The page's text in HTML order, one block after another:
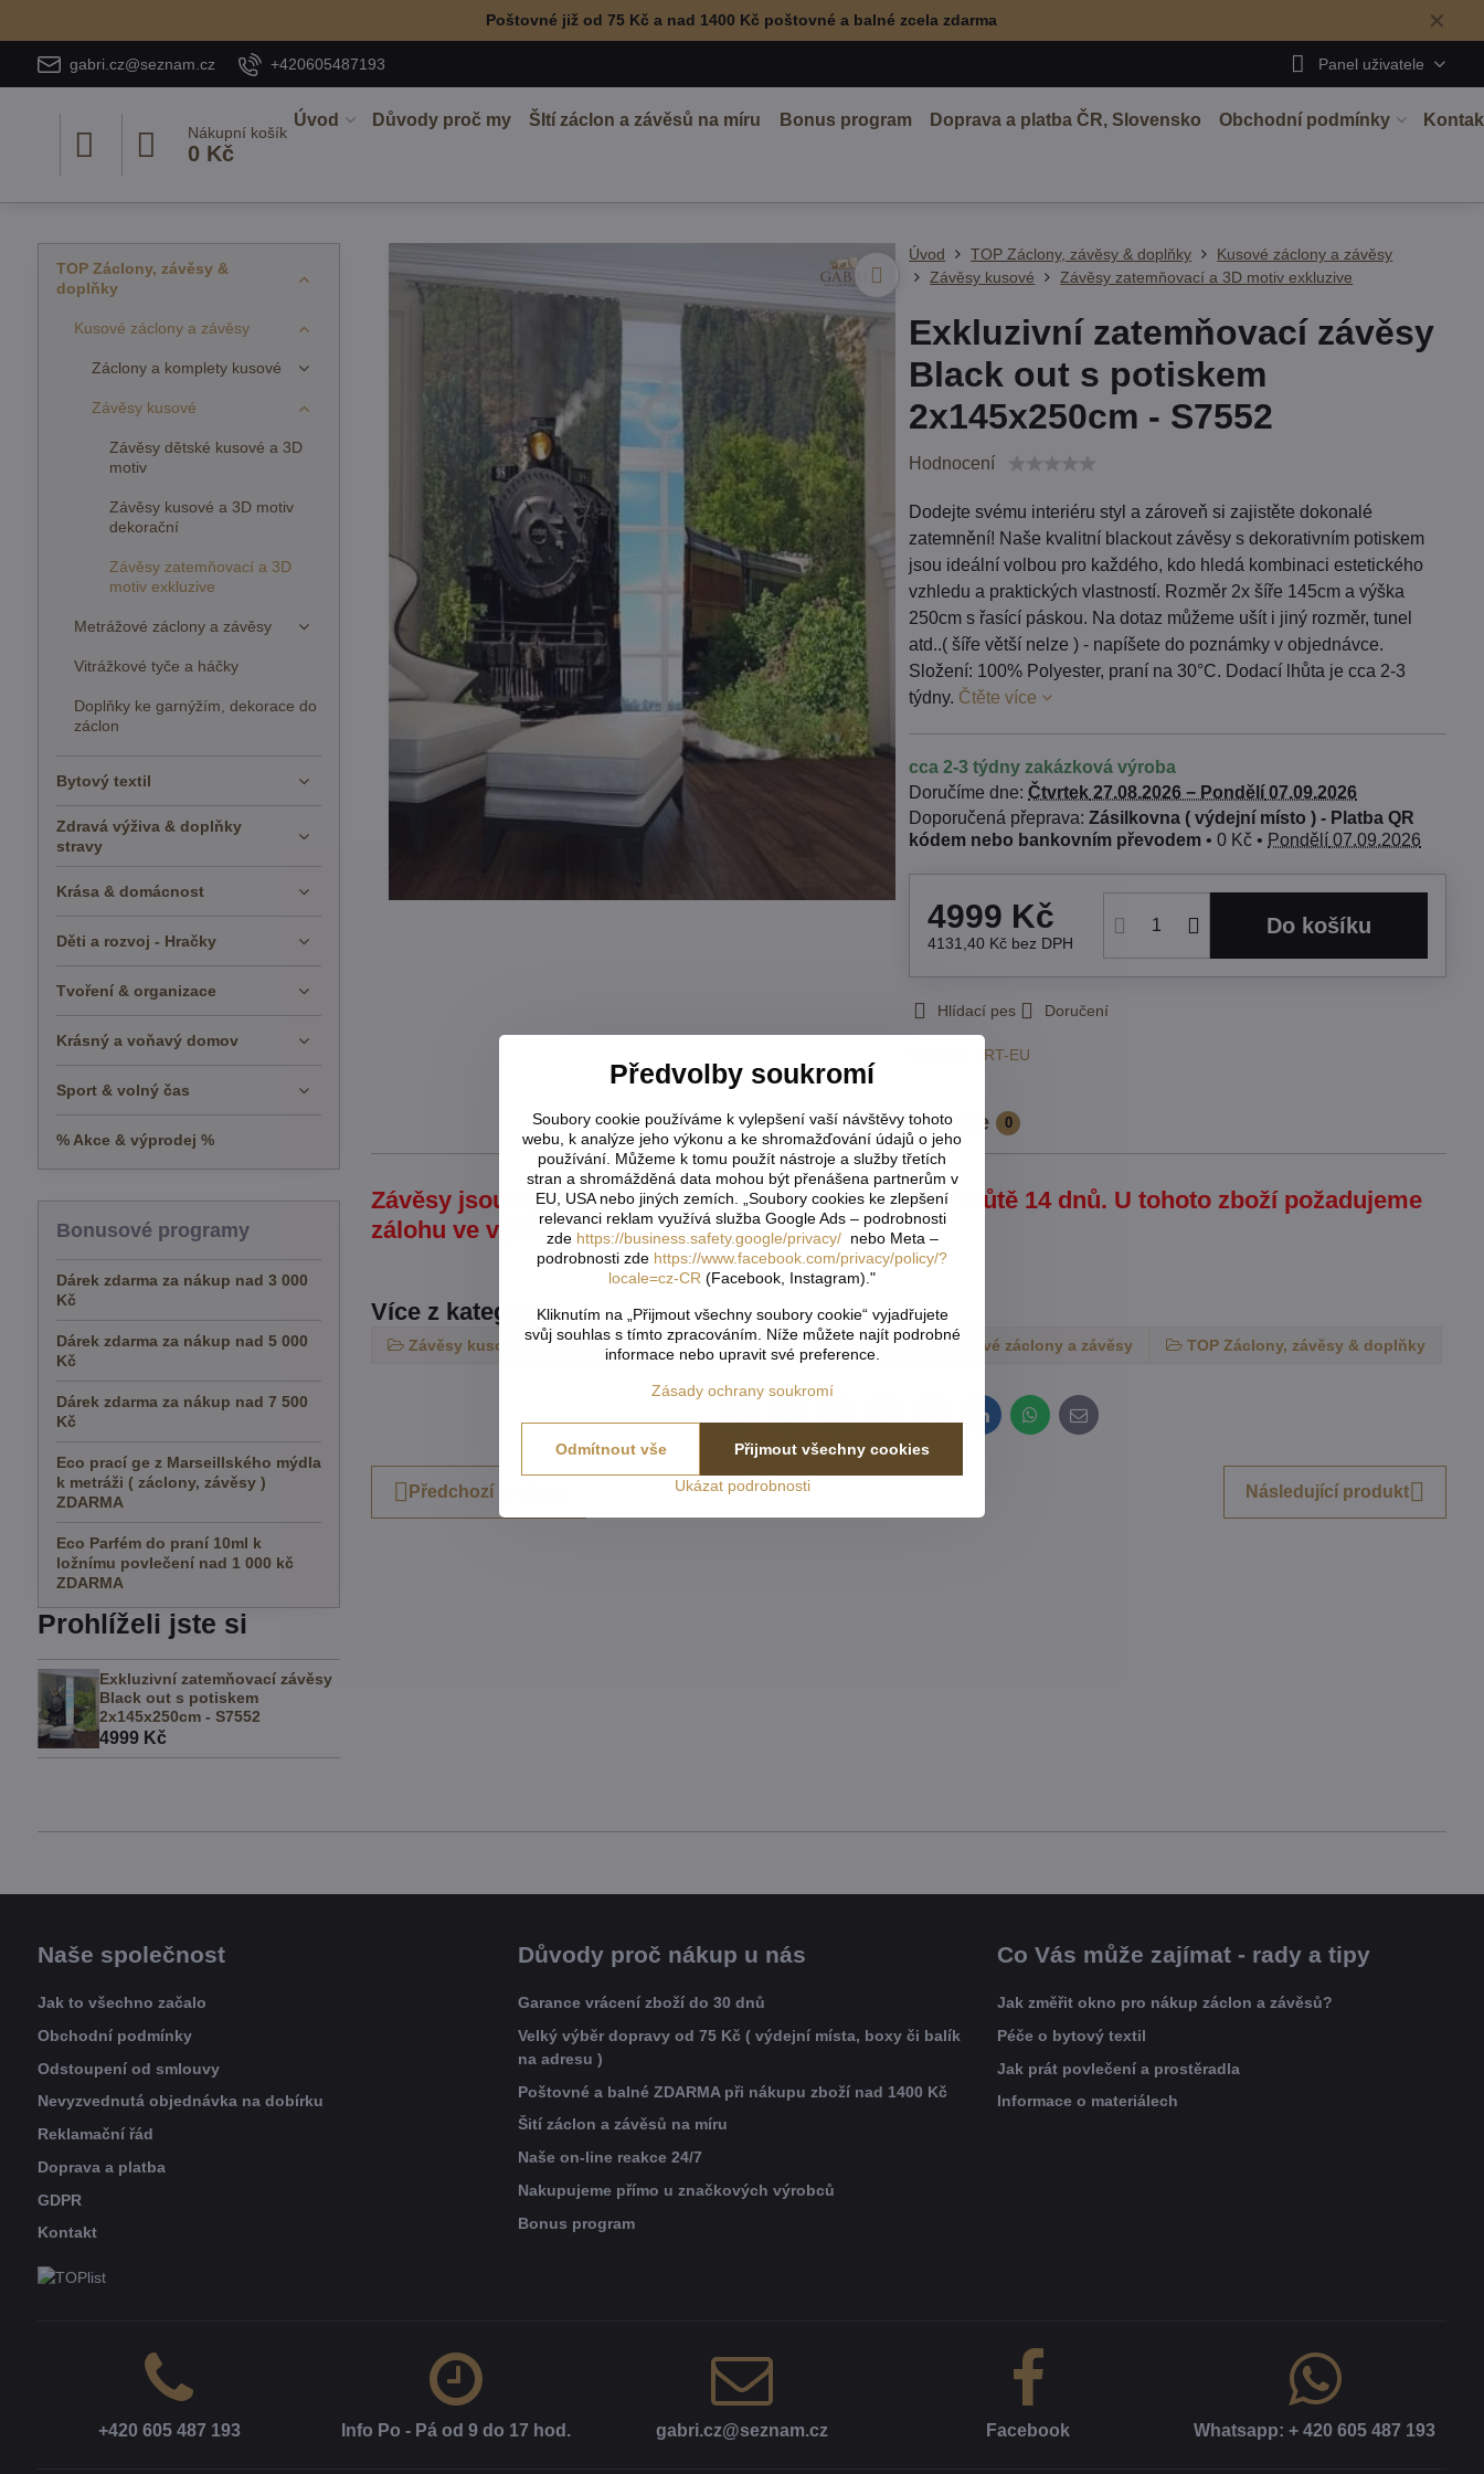
✕
Poštovné již od 75 Kč a nad 1400 Kč poštovné a balné zcela zdarma
gabri.cz@seznam.cz +420605487193 Panel uživatele
Nákupní košík
0 Kč
Úvod Důvody proč my ŠItí záclon a závěsů na míru Bonus program Doprava a platba ČR, Slovensko Obchodní podmínky
Úvod TOP Záclony, závěsy & doplňky
Kusové záclony a závěsy
Závěsy kusové
Závěsy zatemňovací a 3D motiv exkluzive
Exkluzivní zatemňovací závěsy
Black out s potiskem
2x145x250cm - S7552
Hodnocení
Dodejte svému interiéru styl a zároveň si zajistěte dokonalé
zatemnění! Naše kvalitní blackout závěsy s dekorativním potiskem
jsou ideální volbou pro každého, kdo hledá kombinaci estetického
vzhledu a praktických vlastností. Rozměr 2x šíře 145cm a výška
250cm s řasící páskou. Na dotaz můžeme ušít i jiný rozměr, tunel
atd..( šíře větší nelze ) - napíšete do poznámky v objednávce.
Složení: 100% Polyester, praní na 30°C. Dodací lhůta je cca 2-3
týdny. Čtěte více
cca 2-3 týdny zakázková výroba
Doručíme dne:Čtvrtek 27.08.2026 − Pondělí 07.09.2026
Zásilkovna ( výdejní místo ) - Platba QR
kódem nebo bankovním převodem •0 Kč • Pondělí 07.09.2026
4999 Kč
4131,40 Kč bez DPH
Do košíku
Hlídací pes Doručení
ART-EU
Popis Recenze 0
Závěsy jsou vyráběny na zakázku a nelze jej vrátit v lhůtě 14 dnů. U tohoto zboží požadujeme
zálohu ve výši 50% nebo úhradu celé předem.
Více z kategorie
Závěsy kusové Závěsy zatemňovací a 3D motiv exkluzive Kusové záclony a závěsy TOP Záclony, závěsy & doplňky
Facebook
TwitterBlueskyPinterestReddit LinkedInWhatsApp
E-
mail
Předchozí produkt Následující produkt
TOP Záclony, závěsy &
doplňky
Kusové záclony a závěsy
Záclony a komplety kusové
Závěsy kusové
Závěsy dětské kusové a 3D
motiv
Závěsy kusové a 3D motiv
dekorační
Závěsy zatemňovací a 3D
motiv exkluzive
Metrážové záclony a závěsy
Vitrážkové tyče a háčky
Doplňky ke garnýžím, dekorace do
záclon
Bytový textil
Zdravá výživa & doplňky
stravy
Krása & domácnost
Děti a rozvoj - Hračky
Tvoření & organizace
Krásný a voňavý domov
Sport & volný čas
% Akce & výprodej %
Bonusové programy
Dárek zdarma za nákup nad 3 000
Kč
Dárek zdarma za nákup nad 5 000
Kč
Dárek zdarma za nákup nad 7 500
Kč
Eco prací ge z Marseillského mýdla
k metráži ( záclony, závěsy )
ZDARMA
Eco Parfém do praní 10ml k
ložnímu povlečení nad 1 000 kč
ZDARMA
Prohlíželi jste si
Exkluzivní zatemňovací závěsy
Black out s potiskem
2x145x250cm - S7552
4999 Kč
Naše společnost
Jak to všechno začalo
Obchodní podmínky
Odstoupení od smlouvy
Nevyzvednutá objednávka na dobírku
Reklamační řád
Doprava a platba
GDPR
Kontakt
Důvody proč nákup u nás
Garance vrácení zboží do 30 dnů
Velký výběr dopravy od 75 Kč ( výdejní místa, boxy či balík
na adresu )
Poštovné a balné ZDARMA při nákupu zboží nad 1400 Kč
Šití záclon a závěsů na míru
Naše on-line reakce 24/7
Nakupujeme přímo u značkových výrobců
Bonus program
Co Vás může zajímat - rady a tipy
Jak změřit okno pro nákup záclon a závěsů?
Péče o bytový textil
Jak prát povlečení a prostěradla
Informace o materiálech
+420 605 487 193 Info Po - Pá od 9 do 17 hod​. gabri​.cz​@seznam​.cz Facebook Whatsapp: + 420 605 487 193
Předvolby soukromí
Soubory cookie používáme k vylepšení vaší návštěvy tohoto
webu, k analýze jeho výkonu a ke shromažďování údajů o jeho
používání. Můžeme k tomu použít nástroje a služby třetích
stran a shromážděná data mohou být přenášena partnerům v
EU, USA nebo jiných zemích. „Soubory cookies ke zlepšení
relevanci reklam využívá služba Google Ads – podrobnosti
zde https://business.safety.google/privacy/nebo Meta –
podrobnosti zde https://www.facebook.com/privacy/policy/?
locale=cz-CR (Facebook, Instagram)."
Kliknutím na „Přijmout všechny soubory cookie“ vyjadřujete
svůj souhlas s tímto zpracováním. Níže můžete najít podrobné
informace nebo upravit své preference.
Zásady ochrany soukromí
Ukázat podrobnosti
Přijmout všechny cookies
Odmítnout vše